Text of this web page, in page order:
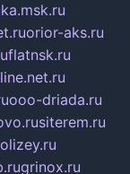
orior-aks.ru
flatnsk.ru
ooo-driada.ru
siterem.ru
grinox.ru